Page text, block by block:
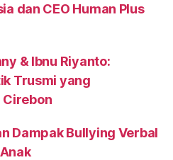
dan CEO Human Plus
& Ibnu Riyanto:
Trusmi yang
Cirebon
Dampak Bullying Verbal